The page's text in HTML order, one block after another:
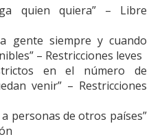
quien quiera” – Libre
gente siempre y cuando
– Restricciones leves
en el número de
venir” – Restricciones
personas de otros países”